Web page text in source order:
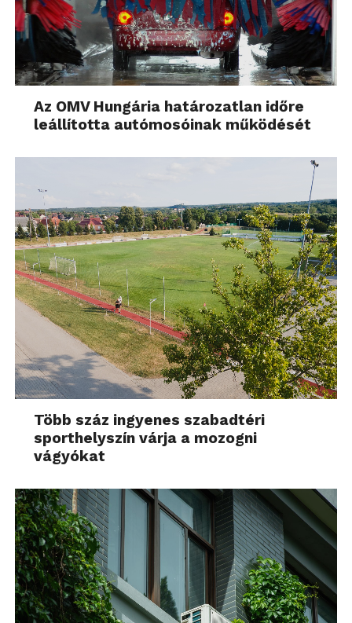
Az OMV Hungária határozatlan időre
leállította autómosóinak működését
Több száz ingyenes szabadtéri
sporthelyszín várja a mozogni
vágyókat